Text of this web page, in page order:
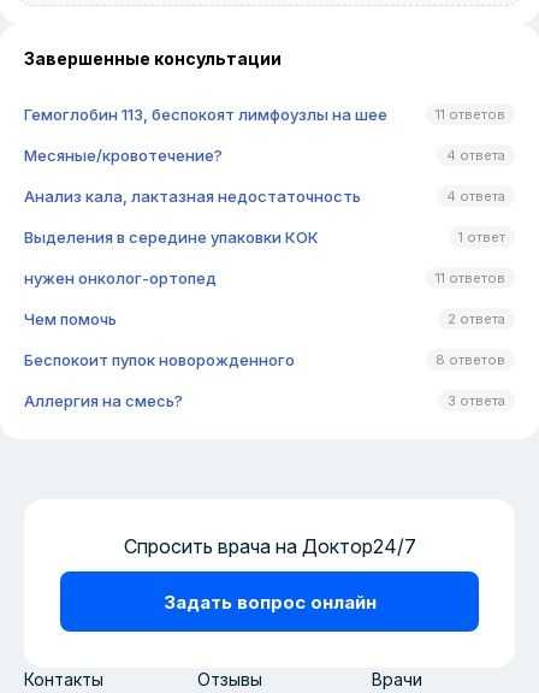
Завершенные консультации
Гемоглобин 113, беспокоят лимфоузлы на шее 11 ответов
Месяные/кровотечение? 4 ответа
Анализ кала, лактазная недостаточность 4 ответа
Выделения в середине упаковки КОК 1 ответ
нужен онколог-ортопед 11 ответов
Чем помочь 2 ответа
Беспокоит пупок новорожденного 8 ответов
Аллергия на смесь? 3 ответа
Контакты Отзывы Врачи
Спросить врача на Доктор24/7
Задать вопрос онлайн